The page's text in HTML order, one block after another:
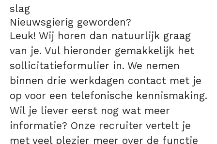
slag
Nieuwsgierig geworden?
Leuk! Wij horen dan natuurlijk graag
van je. Vul hieronder gemakkelijk het
sollicitatieformulier in. We nemen
binnen drie werkdagen contact met je
op voor een telefonische kennismaking.
Wil je liever eerst nog wat meer
informatie? Onze recruiter vertelt je
met veel plezier meer over de functie